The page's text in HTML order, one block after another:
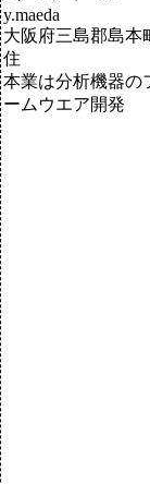
コツコ
y.maeda
大阪府三島郡島本
住
本業は分析機器の
ームウエア開発